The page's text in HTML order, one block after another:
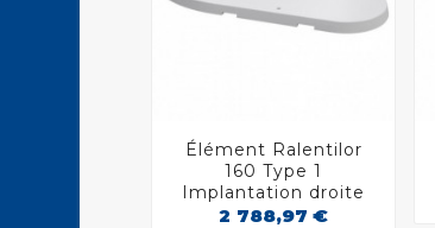
 
Élément Ralentilor
160 Type 1
Implantation droite
2 788,97 €